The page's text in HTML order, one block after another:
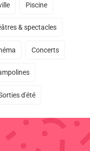
Piscine
& spectacles
Concerts
d'été